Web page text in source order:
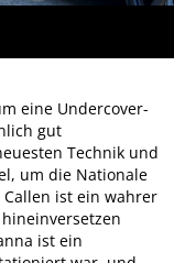
eine Undercover-
gut
Technik und
um die Nationale
Callen ist ein wahrer
ist ein